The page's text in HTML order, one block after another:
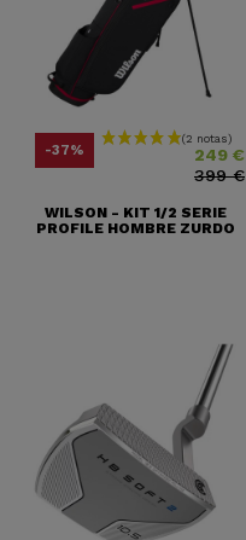
-37% Precio 249 €
Precio base
399 €
WILSON - KIT 1/2 SERIE
PROFILE HOMBRE ZURDO